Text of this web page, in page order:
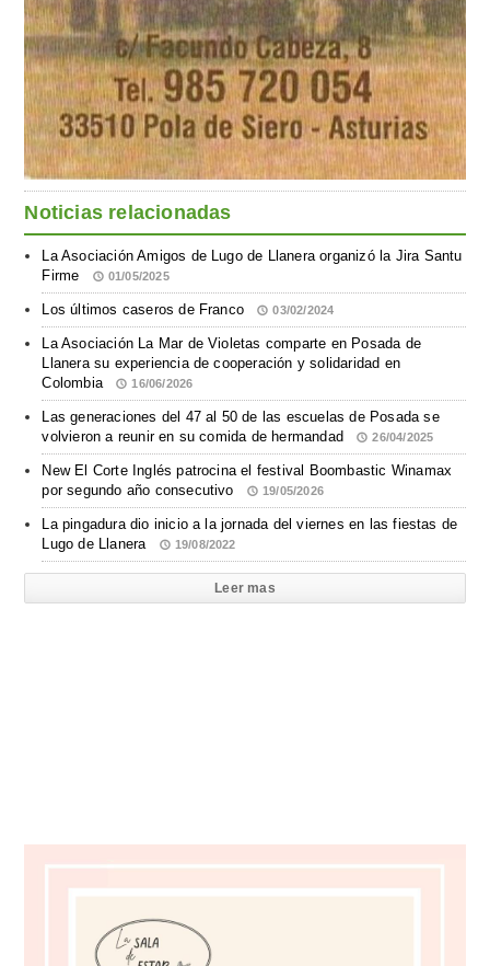
Noticias relacionadas
La Asociación Amigos de Lugo de Llanera organizó la Jira Santu
Firme
01/05/2025
Los últimos caseros de Franco 03/02/2024
La Asociación La Mar de Violetas comparte en Posada de
Llanera su experiencia de cooperación y solidaridad en
Colombia
16/06/2026
Las generaciones del 47 al 50 de las escuelas de Posada se
volvieron a reunir en su comida de hermandad
26/04/2025
New El Corte Inglés patrocina el festival Boombastic Winamax
por segundo año consecutivo
19/05/2026
La pingadura dio inicio a la jornada del viernes en las fiestas de
Lugo de Llanera
19/08/2022
Leer mas